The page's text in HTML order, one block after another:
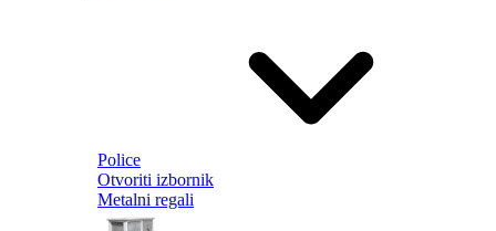
Police
Otvoriti izbornik
Metalni regali